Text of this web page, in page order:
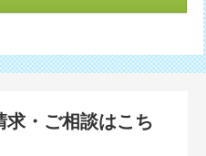
求・ご相談はこち